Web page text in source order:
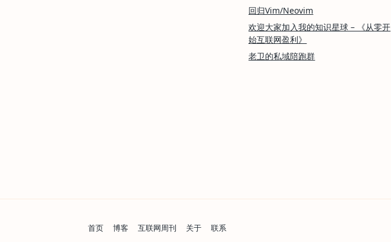
回归Vim/Neovim
欢迎大家加入我的知识星球 – 《从零开
始互联网盈利》
老卫的私域陪跑群
首页 博客 互联网周刊 关于 联系